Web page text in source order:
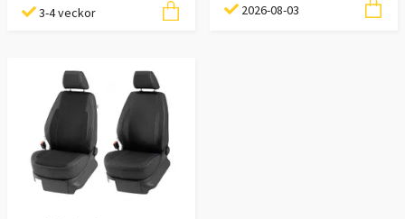
3-4 veckor 2026-08-03